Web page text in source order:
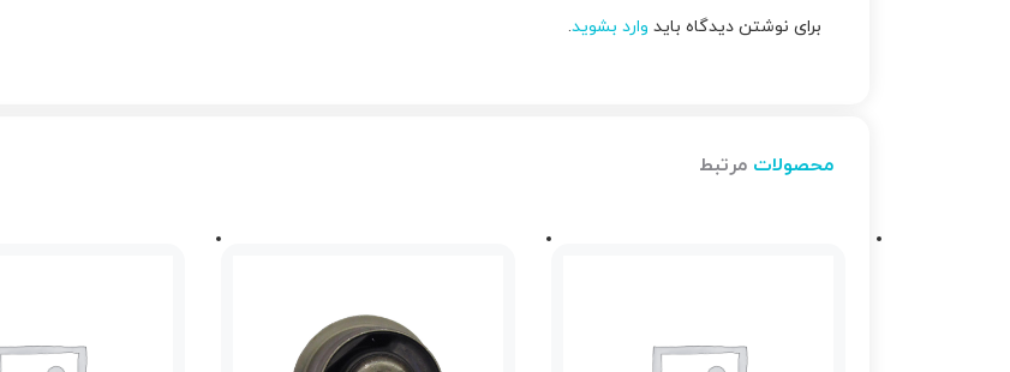
برای نوشتن دیدگاه باید وارد بشوید.
محصولات مرتبط